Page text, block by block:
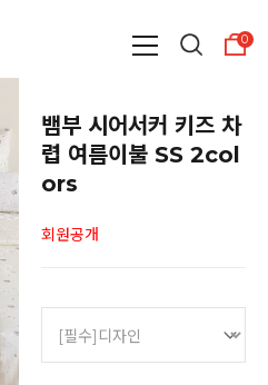
0
뱀부 시어서커 키즈 차
렵 여름이불 SS 2col
ors
회원공개